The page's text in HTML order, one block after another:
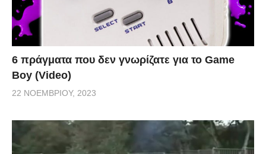
6 πράγματα που δεν γνωρίζατε για το Game
Boy (Video)
22 ΝΟΕΜΒΡΊΟΥ, 2023